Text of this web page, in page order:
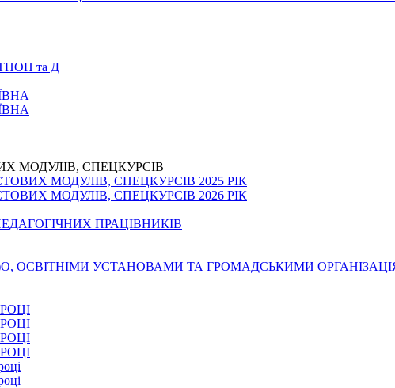
та Д
МОДУЛІВ, СПЕЦКУРСІВ
МОДУЛІВ, СПЕЦКУРСІВ 2025 РІК
МОДУЛІВ, СПЕЦКУРСІВ 2026 РІК
ПРАЦІВНИКІВ
ОСВІТНІМИ УСТАНОВАМИ ТА ГРОМАДСЬКИМИ